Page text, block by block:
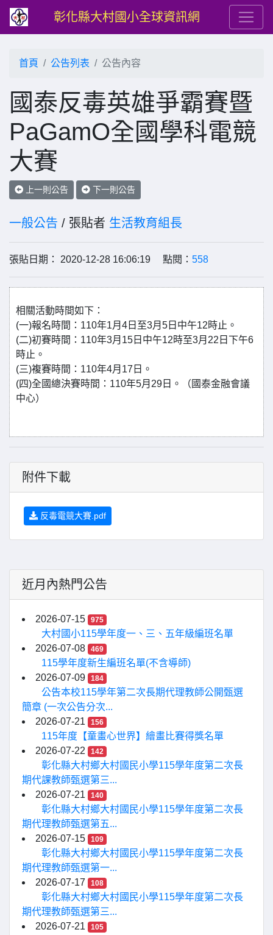
彰化縣大村國小全球資訊網
首頁 公告列表 公告內容
國泰反毒英雄爭霸賽暨
PaGamO全國學科電競
大賽
上一則公告 下一則公告
一般公告 / 張貼者 生活教育組長
張貼日期： 2020-12-28 16:06:19 點閱： 558
相關活動時間如下：
(一)報名時間：110年1月4日至3月5日中午12時止。
(二)初賽時間：110年3月15日中午12時至3月22日下午6
時止。
(三)複賽時間：110年4月17日。
(四)全國總決賽時間：110年5月29日。（國泰金融會議
中心）
附件下載
反毒電競大賽.pdf
近月內熱門公告
2026-07-15 975
大村國小115學年度一、三、五年級編班名單
2026-07-08
469
115學年度新生編班名單(不含導師)
2026-07-09
184
公告本校115學年第二次長期代理教師公開甄選
簡章 (一次公告分次...
2026-07-21
156
115年度【童畫心世界】繪畫比賽得獎名單
2026-07-22
142
彰化縣大村鄉大村國民小學115學年度第二次長
期代課教師甄選第三...
2026-07-21
140
彰化縣大村鄉大村國民小學115學年度第二次長
期代理教師甄選第五...
2026-07-15
109
彰化縣大村鄉大村國民小學115學年度第二次長
期代理教師甄選第一...
2026-07-17
108
彰化縣大村鄉大村國民小學115學年度第二次長
期代理教師甄選第三...
2026-07-21
105